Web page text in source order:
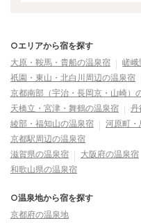
○エリアから宿を探す
大原・鞍馬・貴船の温泉宿
嵯峨
祇園・東山・北白川周辺の温泉宿
京都南部（宇治・長岡京・山崎）
天橋立・宮津・舞鶴の温泉宿
丹
綾部・福知山の温泉宿
河原町
京都駅周辺の温泉宿
滋賀県の温泉宿
大阪府の温泉宿
和歌山県の温泉宿
○温泉地から宿を探す
京都府の温泉地